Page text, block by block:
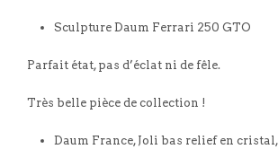
Sculpture Daum Ferrari 250 GTO
Parfait état, pas d’éclat ni de fêle.
Très belle pièce de collection !
Daum France, Joli bas relief en